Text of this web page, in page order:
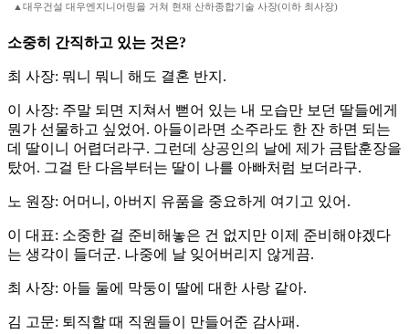
▲대우건설 대우엔지니어링을 거쳐 현재 산하종합기술 사장(이하 최사장)
소중히 간직하고 있는 것은?
최 사장: 뭐니 뭐니 해도 결혼 반지.
이 사장: 주말 되면 지쳐서 뻗어 있는 내 모습만 보던 딸들에게
뭔가 선물하고 싶었어. 아들이라면 소주라도 한 잔 하면 되는
데 딸이니 어렵더라구. 그런데 상공인의 날에 제가 금탑훈장을
탔어. 그걸 탄 다음부터는 딸이 나를 아빠처럼 보더라구.
노 원장: 어머니, 아버지 유품을 중요하게 여기고 있어.
이 대표: 소중한 걸 준비해놓은 건 없지만 이제 준비해야겠다
는 생각이 들더군. 나중에 날 잊어버리지 않게끔.
최 사장: 아들 둘에 막둥이 딸에 대한 사랑 같아.
김 고문: 퇴직할 때 직원들이 만들어준 감사패.